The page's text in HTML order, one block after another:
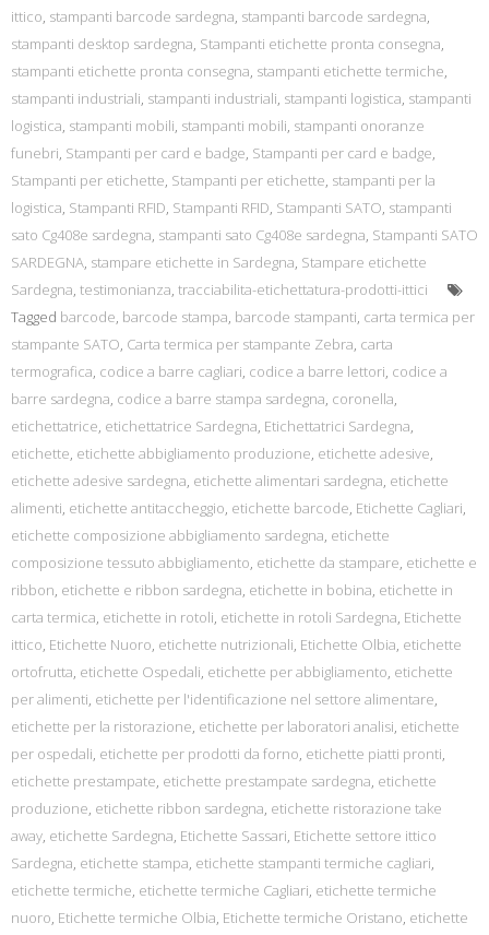
ittico, stampanti barcode sardegna, stampanti barcode sardegna,
stampanti desktop sardegna, Stampanti etichette pronta consegna,
stampanti etichette pronta consegna, stampanti etichette termiche,
stampanti industriali, stampanti industriali, stampanti logistica, stampanti
logistica, stampanti mobili, stampanti mobili, stampanti onoranze
funebri, Stampanti per card e badge, Stampanti per card e badge,
Stampanti per etichette, Stampanti per etichette, stampanti per la
logistica, Stampanti RFID, Stampanti RFID, Stampanti SATO, stampanti
sato Cg408e sardegna, stampanti sato Cg408e sardegna, Stampanti SATO
SARDEGNA, stampare etichette in Sardegna, Stampare etichette
Sardegna, testimonianza, tracciabilita-etichettatura-prodotti-ittici
Tagged barcode, barcode stampa, barcode stampanti, carta termica per
stampante SATO, Carta termica per stampante Zebra, carta
termografica, codice a barre cagliari, codice a barre lettori, codice a
barre sardegna, codice a barre stampa sardegna, coronella,
etichettatrice, etichettatrice Sardegna, Etichettatrici Sardegna,
etichette, etichette abbigliamento produzione, etichette adesive,
etichette adesive sardegna, etichette alimentari sardegna, etichette
alimenti, etichette antitaccheggio, etichette barcode, Etichette Cagliari,
etichette composizione abbigliamento sardegna, etichette
composizione tessuto abbigliamento, etichette da stampare, etichette e
ribbon, etichette e ribbon sardegna, etichette in bobina, etichette in
carta termica, etichette in rotoli, etichette in rotoli Sardegna, Etichette
ittico, Etichette Nuoro, etichette nutrizionali, Etichette Olbia, etichette
ortofrutta, etichette Ospedali, etichette per abbigliamento, etichette
per alimenti, etichette per l'identificazione nel settore alimentare,
etichette per la ristorazione, etichette per laboratori analisi, etichette
per ospedali, etichette per prodotti da forno, etichette piatti pronti,
etichette prestampate, etichette prestampate sardegna, etichette
produzione, etichette ribbon sardegna, etichette ristorazione take
away, etichette Sardegna, Etichette Sassari, Etichette settore ittico
Sardegna, etichette stampa, etichette stampanti termiche cagliari,
etichette termiche, etichette termiche Cagliari, etichette termiche
nuoro, Etichette termiche Olbia, Etichette termiche Oristano, etichette